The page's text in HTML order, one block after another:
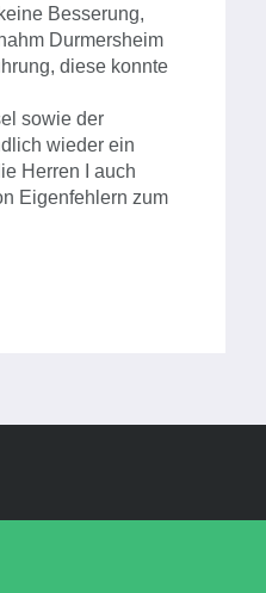
Besserung,
Durmersheim
diese konnte
sowie der
wieder ein
Herren I auch
Eigenfehlern zum